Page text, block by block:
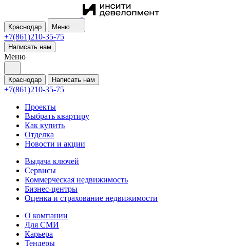
Краснодар Меню
+7(861)210-35-75
Написать нам
Меню
Краснодар Написать нам
+7(861)210-35-75
Проекты
Выбрать квартиру
Как купить
Отделка
Новости и акции
Выдача ключей
Сервисы
Коммерческая недвижимость
Бизнес-центры
Оценка и страхование недвижимости
О компании
Для СМИ
Карьера
Тендеры